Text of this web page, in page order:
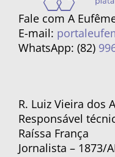
Fale com A
E-mail:
WhatsApp: (82)
R. Luiz Vieira dos
Responsável
Raíssa França
Jornalista – 1873/